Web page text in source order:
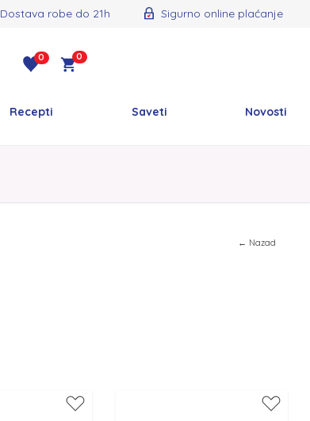
Dostava robe do 21h Sigurno online plaćanje
0 0
Recepti Saveti Novosti
← Nazad